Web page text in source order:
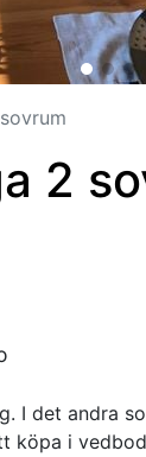
2
I det andra
köpa i